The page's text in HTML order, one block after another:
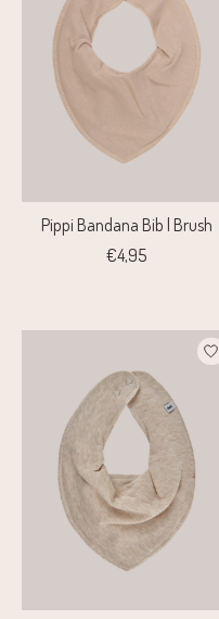
Pippi Bandana Bib | Brush
€4,95